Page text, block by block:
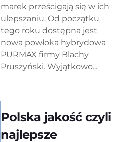
marek prześcigają się w ich
ulepszaniu. Od początku
tego roku dostępna jest
nowa powłoka hybrydowa
PURMAX firmy Blachy
Pruszyński. Wyjątkowo...
Polska jakość czyli
najlepsze